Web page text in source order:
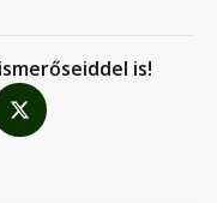
is!